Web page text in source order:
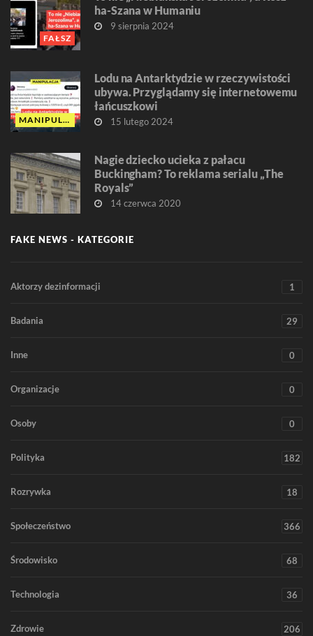
FAŁSZ
ha-Szana w Humaniu
9 sierpnia 2024
MANIPULACJA
Lodu na Antarktydzie w rzeczywistości
ubywa. Przyglądamy się internetowemu
łańcuszkowi
15 lutego 2024
Nagie dziecko ucieka z pałacu
Buckingham? To reklama serialu „The
Royals”
14 czerwca 2020
FAKE NEWS - KATEGORIE
Aktorzy dezinformacji 1
Badania 29
Inne 0
Organizacje 0
Osoby 0
Polityka 182
Rozrywka 18
Społeczeństwo 366
Środowisko 68
Technologia 36
Zdrowie 206